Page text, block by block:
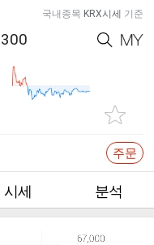
국내종목 KRX시세 기준
주문
시세 분석